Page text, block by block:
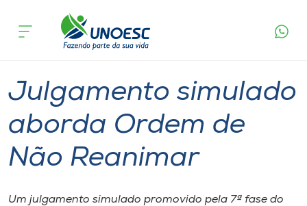
Cursos
Pesquisa
Atendimento ao Estudante
Portal de Ensino
acontece
Julgamento simulado
aborda Ordem de
Não Reanimar
Um julgamento simulado promovido pela 7ª fase do